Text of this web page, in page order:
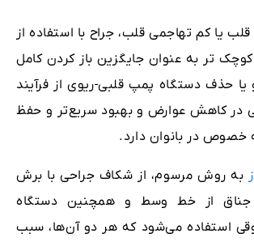
یا کم تهاجمی قلب، جراح با استفاده از
‌تر به عنوان جایگزین باز کردن کامل
حذف دستگاه پمپ قلبی-ریوی از فرآیند
در کاهش عوارض و بهبود سریع‌تر و حفظ
خصوص در بانوان دارد.
به روش مرسوم، از شکاف جراحی با برش
جناق از خط وسط و همچنین دستگاه
استفاده می‌شود که هر دو آن‌ها، سبب